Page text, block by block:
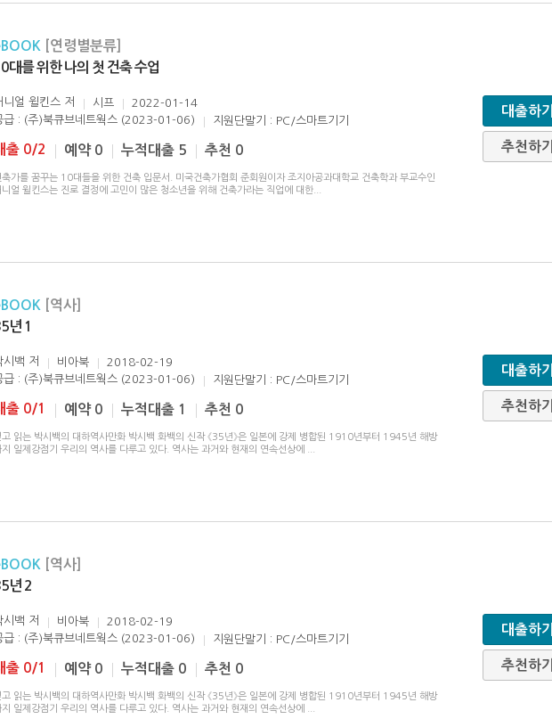
[연령별분류]
대를 위한 나의 첫 건축 수업
니얼 윌킨스 저 시프
2022-01-14
급 : (주)북큐브네트웍스 (2023-01-06)
지원단말기 : PC/스마트기기
출 0/2 예약 0 누적대출 5 추천 0
축가를 꿈꾸는 10대들을 위한 건축 입문서. 미국건축가협회 준회원이자 조지아공과대학교 건축학과 부교수인
니얼 윌킨스는 진로 결정에 고민이 많은 청소년을 위해 건축가라는 직업에 대한
대출하기
추천하기
[역사]
년 1
시백 저 비아북
2018-02-19
급 : (주)북큐브네트웍스 (2023-01-06)
지원단말기 : PC/스마트기기
출 0/1 예약 0 누적대출 1 추천 0
고 읽는 박시백의 대하역사만화 박시백 화백의 신작 《35년》은 일본에 강제 병합된 1910년부터 1945년 해방
지 일제강점기 우리의 역사를 다루고 있다. 역사는 과거와 현재의 연속선상에
대출하기
추천하기
[역사]
년 2
시백 저 비아북
2018-02-19
급 : (주)북큐브네트웍스 (2023-01-06)
지원단말기 : PC/스마트기기
출 0/1 예약 0 누적대출 0 추천 0
고 읽는 박시백의 대하역사만화 박시백 화백의 신작 《35년》은 일본에 강제 병합된 1910년부터 1945년 해방
지 일제강점기 우리의 역사를 다루고 있다. 역사는 과거와 현재의 연속선상에
대출하기
추천하기